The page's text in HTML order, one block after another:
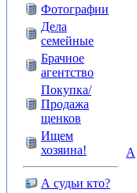
Фотографии
Дела
семейные
Брачное
агентство
Покупка/
Продажа
щенков
Ищем
хозяина!
А судьи кто?
A